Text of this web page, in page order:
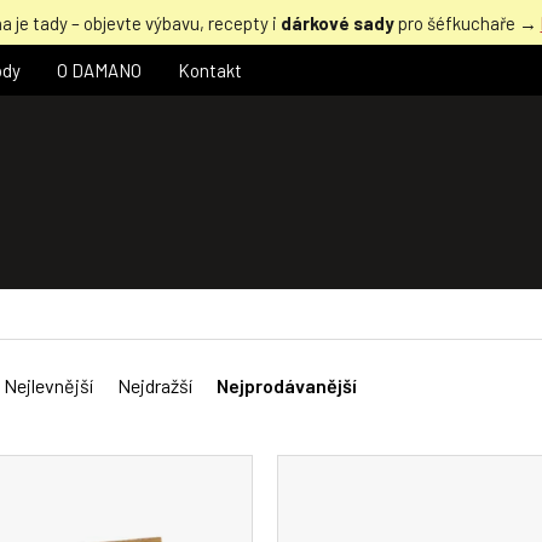
je tady – objevte výbavu, recepty i dárkové sadypro šéfkuchaře →
O DAMANO Kontakt
Nejlevnější Nejdražší Nejprodávanější